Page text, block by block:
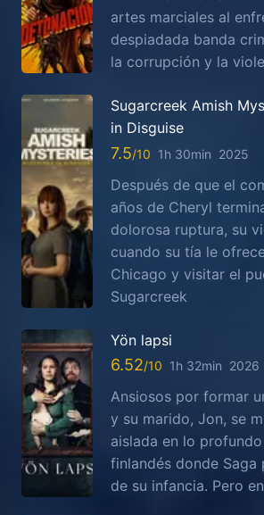
artes marciales al
despiadada banda
la corrupción y la
Sugarcreek Amish
in Disguise
7.5 1h 30min 2025
Después de que el
años de Cheryl
dolorosa ruptura, su
cuando su tía le
Chicago y visitar el
Sugarcreek
Yön lapsi
6.52 1h 32min 2026
Ansiosos por formar
y su marido, Jon, se
aislada en lo
finlandés donde
de su infancia. Pero